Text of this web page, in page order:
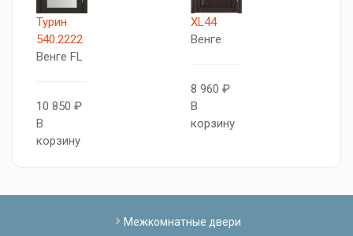
Турин
540.2222
Венге FL
10 850 ₽
В
корзину
XL44
Венге
8 960 ₽
В
корзину
Межкомнатные двери